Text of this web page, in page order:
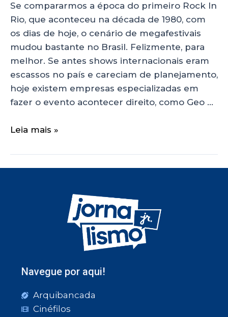
Se compararmos a época do primeiro Rock In
Rio, que aconteceu na década de 1980, com
os dias de hoje, o cenário de megafestivais
mudou bastante no Brasil. Felizmente, para
melhor. Se antes shows internacionais eram
escassos no país e careciam de planejamento,
hoje existem empresas especializadas em
fazer o evento acontecer direito, como Geo …
Leia mais »
Navegue por aqui!
Arquibancada
Cinéfilos